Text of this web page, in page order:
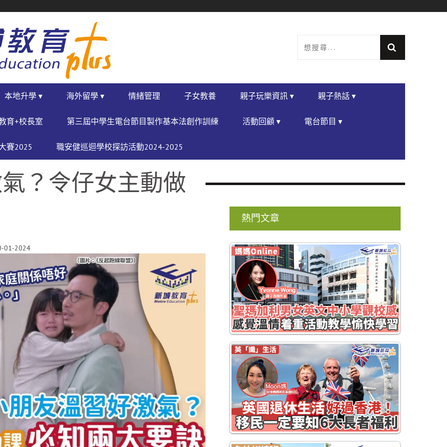
本地升學 ▾ 海外留學 ▾ 情緒管理 子女教養 親子玩樂資訊 ▾ 親子熱話 ▾
育+校長室 第三屆中學生電台節目製作基本法創作訓練 活動回顧 ▾ 電台節目 ▾
賽2025 職安健巡迴學校探訪活動2024-2025
？令仔女主動做
01-2024
熱門文章